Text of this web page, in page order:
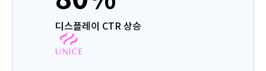
디스플레이 CTR 상승